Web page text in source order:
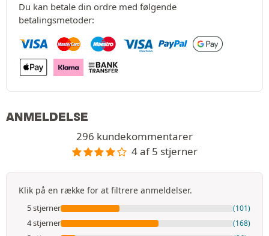
Du kan betale din ordre med følgende
betalingsmetoder:
ANMELDELSE
296 kundekommentarer
4 af 5 stjerner
Klik på en række for at filtrere anmeldelser.
5 stjerner (101)
4 stjerner (168)